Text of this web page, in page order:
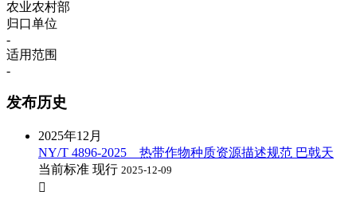
农业农村部
归口单位
-
适用范围
-
发布历史
2025年12月
NY/T 4896-2025 热带作物种质资源描述规范 巴戟天
当前标准 现行 2025-12-09
